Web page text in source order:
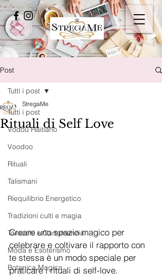
Post
Tutti i post
Vodou Haitiano
Voodoo
Rituali
Talismani
Riequilibrio Energetico
Tradizioni culti e magia
Tarocchi e Cartomanzia
Moda e Esoterismo
Botanica Magica
Tutti i post
Rituali di Self Love
StregaMe
Creare uno spazio magico per
celebrare e coltivare il rapporto con
te stessa è un modo speciale per
praticare i rituali di self-love.